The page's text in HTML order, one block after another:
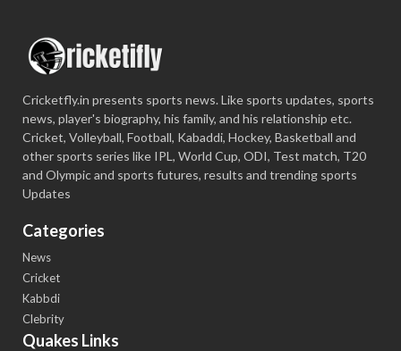
Cricketfly.in presents sports news. Like sports updates, sports
news, player's biography, his family, and his relationship etc.
Cricket, Volleyball, Football, Kabaddi, Hockey, Basketball and
other sports series like IPL, World Cup, ODI, Test match, T20
and Olympic and sports futures, results and trending sports
Updates
Categories
News
Cricket
Kabbdi
Clebrity
Quakes Links